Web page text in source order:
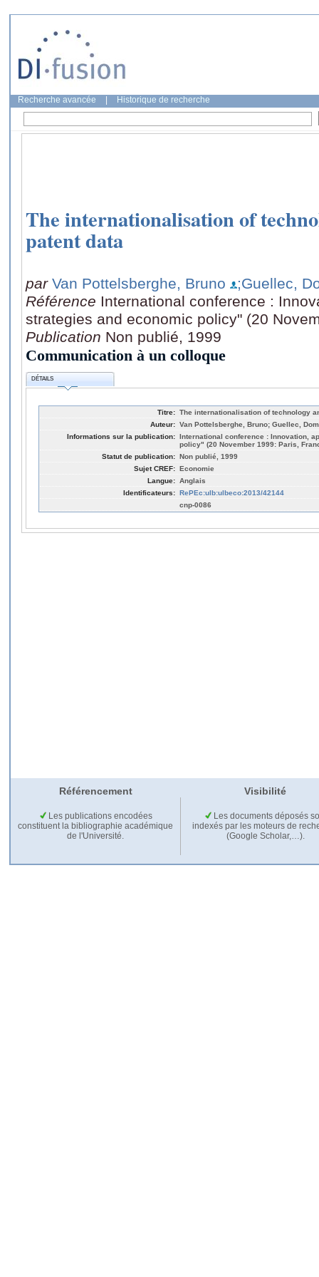
Recherche avancée Historique de recherche
The internationalisation of
patent data
par Van Pottelsberghe, Bruno
;Guellec,
Référence International conference :
strategies and economic policy" (20
Publication Non publié, 1999
Communication à un colloque
DÉTAILS
Titre: The internationalisation of technology
Auteur: Van Pottelsberghe, Bruno; Guellec,
Informations sur la publication: International conference : Innovation,
policy" (20 November 1999: Paris,
Statut de publication: Non publié, 1999
Sujet CREF: Economie
Langue: Anglais
Identificateurs: RePEc:ulb:ulbeco:2013/42144
cnp-0086
Référencement Visibilité
Les publications encodées
constituent la bibliographie académique
de l'Université.
Les documents déposés
indexés par les moteurs de
(Google Scholar,…).